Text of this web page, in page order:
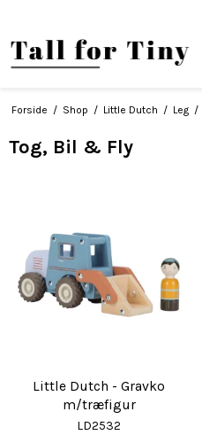
Forside / Shop / Little Dutch / Leg /
Tog, Bil & Fly
Little Dutch - Gravko
m/træfigur
LD2532